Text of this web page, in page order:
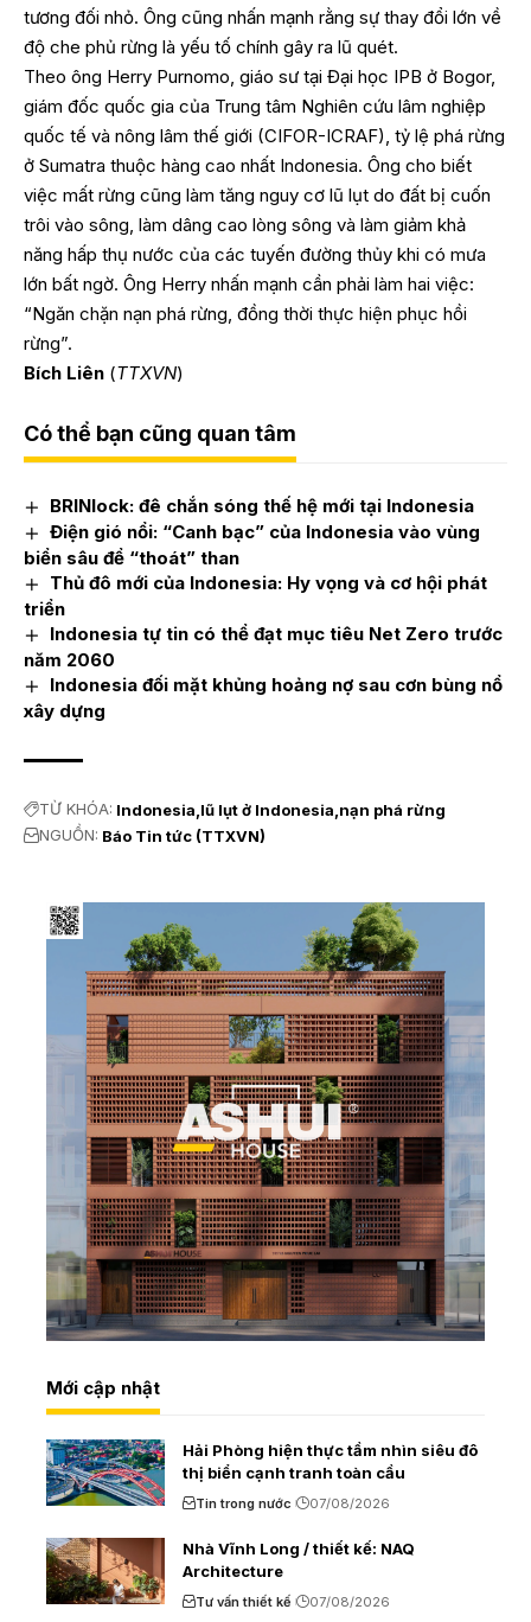
tương đối nhỏ. Ông cũng nhấn mạnh rằng sự thay đổi lớn về
độ che phủ rừng là yếu tố chính gây ra lũ quét.
Theo ông Herry Purnomo, giáo sư tại Đại học IPB ở Bogor,
giám đốc quốc gia của Trung tâm Nghiên cứu lâm nghiệp
quốc tế và nông lâm thế giới (CIFOR-ICRAF), tỷ lệ phá rừng
ở Sumatra thuộc hàng cao nhất Indonesia. Ông cho biết
việc mất rừng cũng làm tăng nguy cơ lũ lụt do đất bị cuốn
trôi vào sông, làm dâng cao lòng sông và làm giảm khả
năng hấp thụ nước của các tuyến đường thủy khi có mưa
lớn bất ngờ. Ông Herry nhấn mạnh cần phải làm hai việc:
“Ngăn chặn nạn phá rừng, đồng thời thực hiện phục hồi
rừng”.
Bích Liên (TTXVN)
Có thể bạn cũng quan tâm
BRINlock: đê chắn sóng thế hệ mới tại Indonesia
Điện gió nổi: “Canh bạc” của Indonesia vào vùng
biển sâu để “thoát” than
Thủ đô mới của Indonesia: Hy vọng và cơ hội phát
triển
Indonesia tự tin có thể đạt mục tiêu Net Zero trước
năm 2060
Indonesia đối mặt khủng hoảng nợ sau cơn bùng nổ
xây dựng
TỪ KHÓA: Indonesia lũ lụt ở Indonesia nạn phá rừng
NGUỒN: Báo Tin tức (TTXVN)
Mới cập nhật
Hải Phòng hiện thực tầm nhìn siêu đô
thị biển cạnh tranh toàn cầu
Tin trong nước 07/08/2026
Nhà Vĩnh Long / thiết kế: NAQ
Architecture
Tư vấn thiết kế 07/08/2026